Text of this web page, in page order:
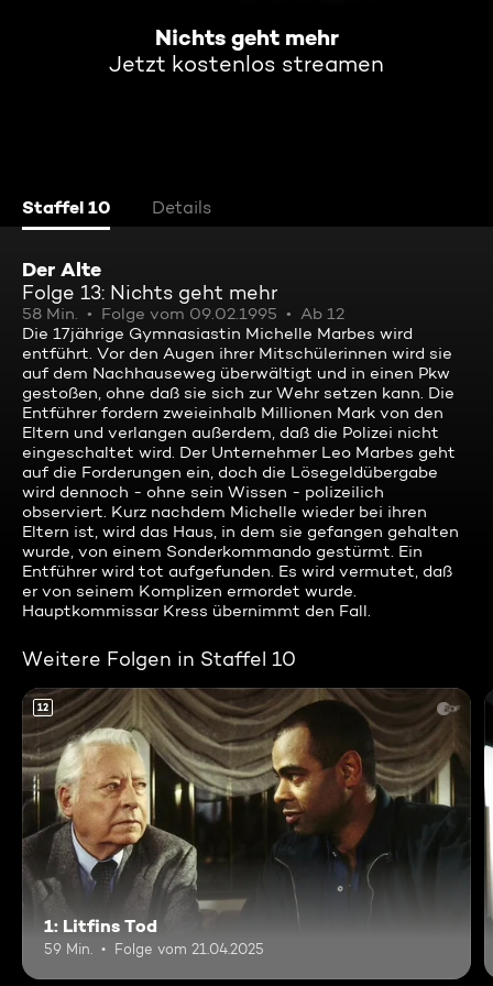
Nichts geht mehr
Jetzt kostenlos streamen
Staffel 10 Details
Der Alte
Folge 13: Nichts geht mehr
58 Min. Folge vom 09.02.1995
Ab 12
Die 17jährige Gymnasiastin Michelle Marbes wird
entführt. Vor den Augen ihrer Mitschülerinnen wird sie
auf dem Nachhauseweg überwältigt und in einen Pkw
gestoßen, ohne daß sie sich zur Wehr setzen kann. Die
Entführer fordern zweieinhalb Millionen Mark von den
Eltern und verlangen außerdem, daß die Polizei nicht
eingeschaltet wird. Der Unternehmer Leo Marbes geht
auf die Forderungen ein, doch die Lösegeldübergabe
wird dennoch - ohne sein Wissen - polizeilich
observiert. Kurz nachdem Michelle wieder bei ihren
Eltern ist, wird das Haus, in dem sie gefangen gehalten
wurde, von einem Sonderkommando gestürmt. Ein
Entführer wird tot aufgefunden. Es wird vermutet, daß
er von seinem Komplizen ermordet wurde.
Hauptkommissar Kress übernimmt den Fall.
Weitere Folgen in Staffel 10
12
1: Litfins Tod
59 Min. Folge vom 21.04.2025